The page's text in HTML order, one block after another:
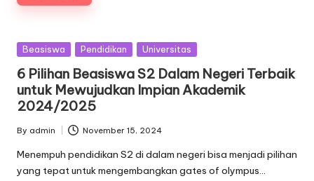
Posted
Beasiswa Pendidikan Universitas
6 Pilihan Beasiswa S2 Dalam Negeri Terbaik
untuk Mewujudkan Impian Akademik
2024/2025
Posted
by
By admin November 15, 2024
Menempuh pendidikan S2 di dalam negeri bisa menjadi pilihan
yang tepat untuk mengembangkan gates of olympus…